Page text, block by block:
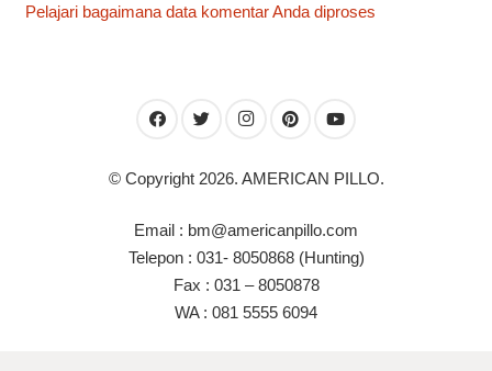
Pelajari bagaimana data komentar Anda diproses
© Copyright 2026. AMERICAN PILLO.
Email : bm@americanpillo.com
Telepon : 031- 8050868 (Hunting)
Fax : 031 – 8050878
WA : 081 5555 6094